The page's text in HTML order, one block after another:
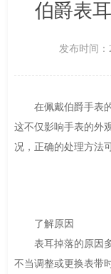
伯爵表
发布时间：
在佩戴伯爵手表的
这不仅影响手表的外
况，正确的处理方法
了解原因
表耳掉落的原因多
不当调整或更换表带